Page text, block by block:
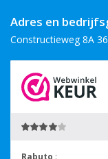
Adres en
Constructieweg 8A